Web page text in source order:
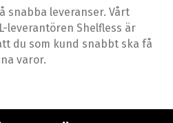
snabba leveranser. Vårt
leverantören Shelfless är
du som kund snabbt ska få
varor.